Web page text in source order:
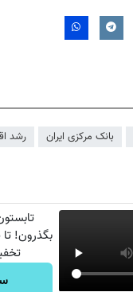
بانک مرکزی ایران رشد
بگذرون!